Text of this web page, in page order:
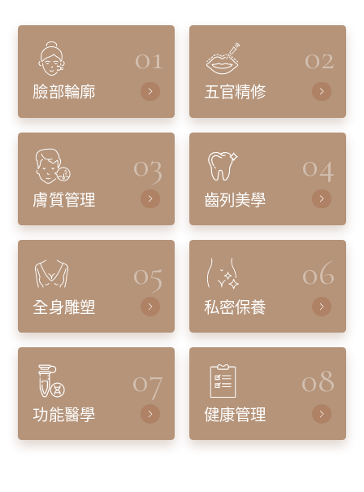
01
臉部輪廓
02
五官精修
03
膚質管理
04
齒列美學
05
全身雕塑
06
私密保養
07
功能醫學
08
健康管理